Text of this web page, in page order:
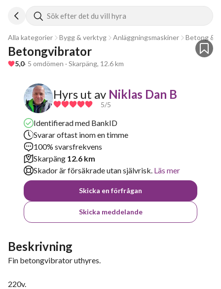
Sök efter det du vill hyra
Alla kategorier Bygg & verktyg Anläggningsmaskiner Betong &
Betongvibrator
5,0· 5 omdömen · Skarpäng, 12.6 km
Hyrs ut av Niklas Dan B
5/5
Identifierad med BankID
Svarar oftast inom en timme
100% svarsfrekvens
Skarpäng 12.6 km
Skador är försäkrade utan självrisk. Läs mer
Skicka en förfrågan
Skicka meddelande
Beskrivning
Fin betongvibrator uthyres.
220v.